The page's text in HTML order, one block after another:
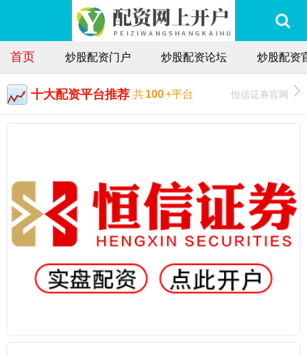
首页 炒股配资门户 炒股配资论坛 炒股配资
十大配资平台推荐 共100+平台 恒信证券官网